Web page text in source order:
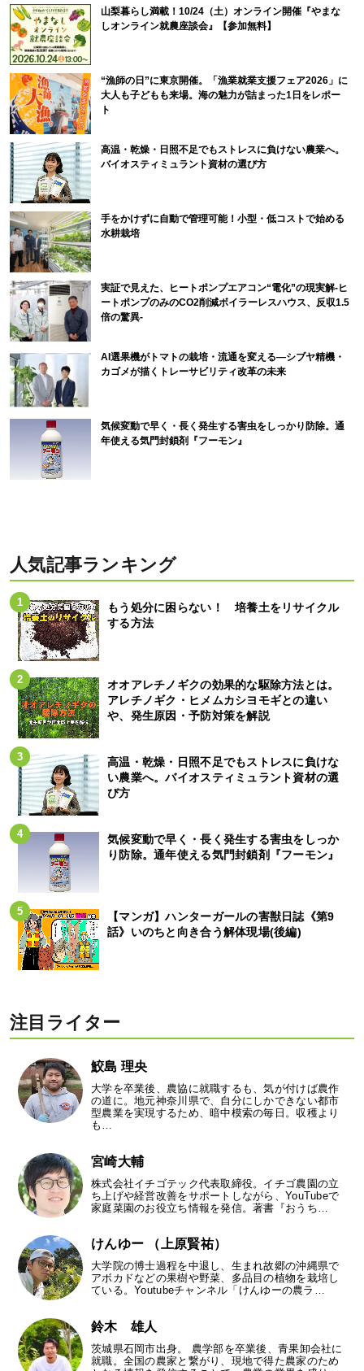
山梨暮らし満載！10/24（土）オンライン開催『やまな
しオンライン就農座談会』【参加無料】
“漁師の日”に東京開催。「漁業就業支援フェア2026」に
大人も子どもも来場。海の魅力が詰まった1日をレポー
ト
高温・乾燥・日照不足でもストレスに負けない農業へ。
バイオスティミュラント資材の選び方
手をかけずに自動で管理可能！小型・低コストで始める
水耕栽培
実証で見えた、ヒートポンプエアコン“電化”の現実解-ヒ
ートポンプのみのCO2削減ボイラーレスハウス、反収1.5
倍の驚異-
AI選果機がトマトの栽培・流通を変える―シブヤ精機・
カゴメが描くトレーサビリティ改革の未来
気候変動で早く・長く発生する害虫をしっかり防除。通
年使える気門封鎖剤『フーモン』
人気記事ランキング
もう処分に困らない！ 培養土をリサイクル
する方法
オオアレチノギクの効果的な駆除方法とは。
アレチノギク・ヒメムカシヨモギとの違い
や、発生原因・予防対策を解説
高温・乾燥・日照不足でもストレスに負けな
い農業へ。バイオスティミュラント資材の選
び方
気候変動で早く・長く発生する害虫をしっか
り防除。通年使える気門封鎖剤『フーモン』
【マンガ】ハンターガールの害獣日誌《第9
話》いのちと向き合う解体現場(後編)
注目ライター
鮫島 理央
大学を卒業後、農協に就職するも、気が付けば農作
の道に。地元神奈川県で、自分にしかできない都市
型農業を実現するため、暗中模索の毎日。収穫より
も…
宮崎大輔
株式会社イチゴテック代表取締役。イチゴ農園の立
ち上げや経営改善をサポートしながら、YouTubeで
家庭菜園のお役立ち情報を発信。著書『おうち…
けんゆー （上原賢祐）
大学院の博士過程を中退し、生まれ故郷の沖縄県で
アボカドなどの果樹や野菜、多品目の植物を栽培し
ている。Youtubeチャンネル「けんゆーの農ラ…
鈴木 雄人
茨城県石岡市出身。 農学部を卒業後、青果卸会社に
就職。全国の農家と繋がり、現地で得た農家のため